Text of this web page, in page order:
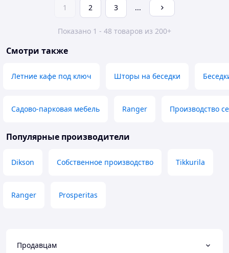
1 2 3 ...
Показано 1 - 48 товаров из 200+
Смотри также
Летние кафе под ключ Шторы на беседки
Садово-парковая мебель Ranger Производство
Популярные производители
Dikson Собственное производство Tikkurila
Ranger Prosperitas
Продавцам